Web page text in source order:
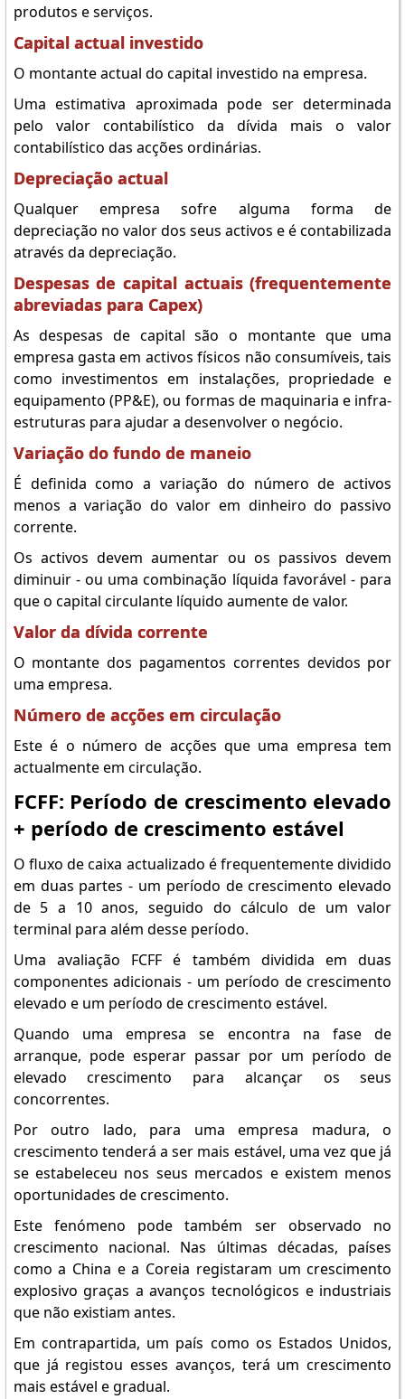
produtos e serviços.
Capital actual investido
O montante actual do capital investido na empresa.
Uma estimativa aproximada pode ser determinada
pelo valor contabilístico da dívida mais o valor
contabilístico das acções ordinárias.
Depreciação actual
Qualquer empresa sofre alguma forma de
depreciação no valor dos seus activos e é contabilizada
através da depreciação.
Despesas de capital actuais (frequentemente
abreviadas para Capex)
As despesas de capital são o montante que uma
empresa gasta em activos físicos não consumíveis, tais
como investimentos em instalações, propriedade e
equipamento (PP&E), ou formas de maquinaria e infra-
estruturas para ajudar a desenvolver o negócio.
Variação do fundo de maneio
É definida como a variação do número de activos
menos a variação do valor em dinheiro do passivo
corrente.
Os activos devem aumentar ou os passivos devem
diminuir - ou uma combinação líquida favorável - para
que o capital circulante líquido aumente de valor.
Valor da dívida corrente
O montante dos pagamentos correntes devidos por
uma empresa.
Número de acções em circulação
Este é o número de acções que uma empresa tem
actualmente em circulação.
FCFF: Período de crescimento elevado
+ período de crescimento estável
O fluxo de caixa actualizado é frequentemente dividido
em duas partes - um período de crescimento elevado
de 5 a 10 anos, seguido do cálculo de um valor
terminal para além desse período.
Uma avaliação FCFF é também dividida em duas
componentes adicionais - um período de crescimento
elevado e um período de crescimento estável.
Quando uma empresa se encontra na fase de
arranque, pode esperar passar por um período de
elevado crescimento para alcançar os seus
concorrentes.
Por outro lado, para uma empresa madura, o
crescimento tenderá a ser mais estável, uma vez que já
se estabeleceu nos seus mercados e existem menos
oportunidades de crescimento.
Este fenómeno pode também ser observado no
crescimento nacional. Nas últimas décadas, países
como a China e a Coreia registaram um crescimento
explosivo graças a avanços tecnológicos e industriais
que não existiam antes.
Em contrapartida, um país como os Estados Unidos,
que já registou esses avanços, terá um crescimento
mais estável e gradual.